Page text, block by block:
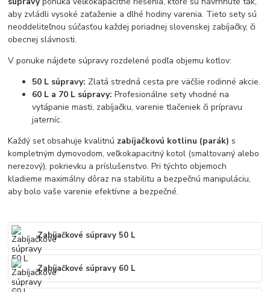
aby zvládli vysoké zaťaženie a dlhé hodiny varenia. Tieto sety sú
neoddeliteľnou súčasťou každej poriadnej slovenskej zabíjačky, či
obecnej slávnosti.
V ponuke nájdete súpravy rozdelené podľa objemu kotlov:
50 L súpravy: Zlatá stredná cesta pre väčšie rodinné akcie.
60 L a 70 L súpravy: Profesionálne sety vhodné na
vytápanie masti, zabíjačku, varenie tlačeniek či prípravu
jaterníc.
Každý set obsahuje kvalitnú zabíjačkovú kotlinu (parák) s
kompletným dymovodom, veľkokapacitný kotol (smaltovaný alebo
nerezový), pokrievku a príslušenstvo. Pri týchto objemoch
kladieme maximálny dôraz na stabilitu a bezpečnú manipuláciu,
aby bolo vaše varenie efektívne a bezpečné.
Zabíjačkové súpravy 50 L
Zabíjačkové súpravy 60 L